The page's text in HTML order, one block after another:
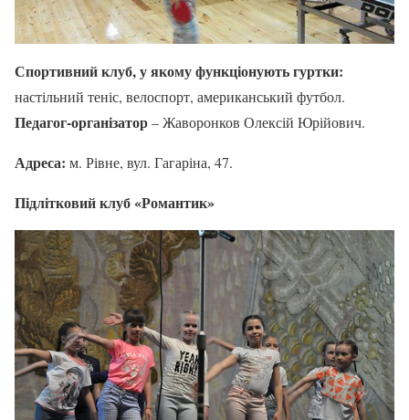
Спортивний клуб, у якому функціонують гуртки:
настільний теніс, велоспорт, американський футбол.
Педагог-організатор– Жаворонков Олексій Юрійович.
Адреса: м. Рівне, вул. Гагаріна, 47.
Підлітковий клуб «Романтик»